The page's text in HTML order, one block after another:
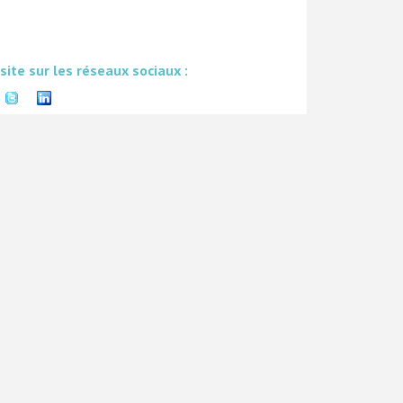
site sur les réseaux sociaux :